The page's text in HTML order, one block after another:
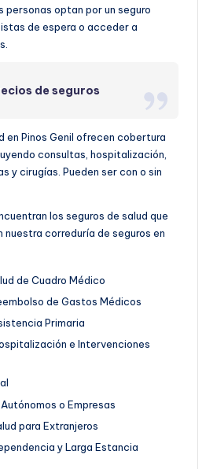
personas optan por un seguro
de espera o acceder a
de seguros
en Pinos Genil ofrecen cobertura
consultas, hospitalización,
y cirugías. Pueden ser con o sin
los seguros de salud que
correduría de seguros en
de Cuadro Médico
de Gastos Médicos
Primaria
e Intervenciones
o Empresas
para Extranjeros
y Larga Estancia